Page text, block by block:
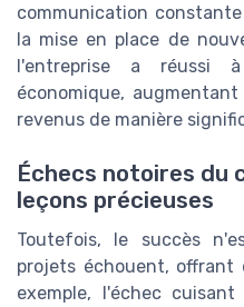
communication
la mise en place de
l'entreprise a réussi
économique,
revenus de manière
Échecs notoires du
leçons précieuses
Toutefois, le succès
projets échouent, offrant
exemple, l'échec